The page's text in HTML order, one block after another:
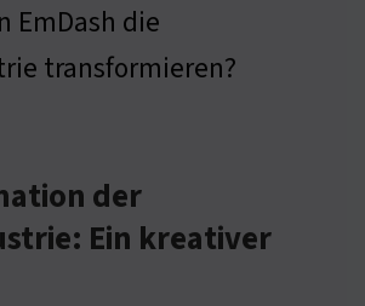
EmDash die
transformieren?
der
Ein kreativer